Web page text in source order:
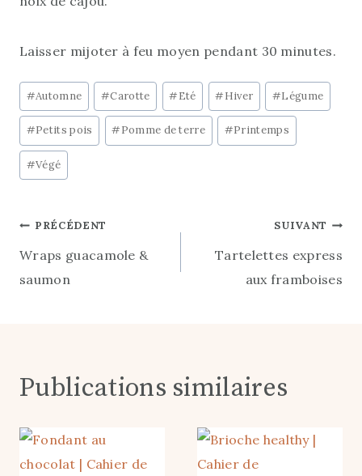
Laisser mijoter à feu moyen pendant 30 minutes.
Étiquettes
de
la
publication :
#Automne #Carotte #Eté #Hiver #Légume
#Petits pois #Pomme de terre #Printemps
#Végé
Navigation
de
PRÉCÉDENT
Wraps guacamole &
saumon
SUIVANT
Tartelettes express
aux framboises
Publications similaires